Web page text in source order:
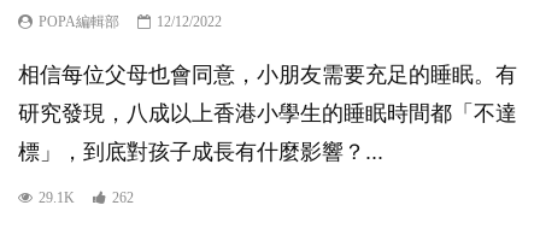
POPA編輯部 12/12/2022
相信每位父母也會同意，小朋友需要充足的睡眠。有
研究發現，八成以上香港小學生的睡眠時間都「不達
標」，到底對孩子成長有什麼影響？...
29.1K 262